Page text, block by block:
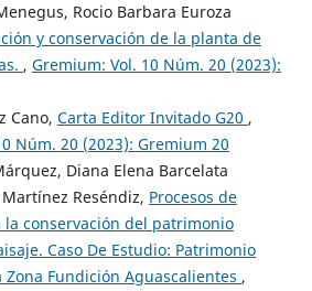
Rocio Barbara Euroza
y conservación de la planta de
, Gremium: Vol. 10 Núm. 20 (2023):
Cano, Carta Editor Invitado G20 ,
Núm. 20 (2023): Gremium 20
Diana Elena Barcelata
Reséndiz, Procesos de
conservación del patrimonio
Caso De Estudio: Patrimonio
Fundición Aguascalientes ,